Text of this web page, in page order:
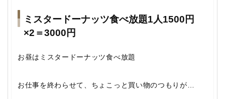
ミスタードーナッツ食べ放題1人1500円
×2＝3000円
お昼はミスタードーナッツ食べ放題
お仕事を終わらせて、ちょこっと買い物のつもりが…